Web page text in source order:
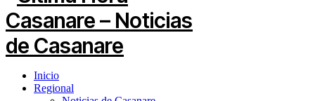
Inicio
Regional